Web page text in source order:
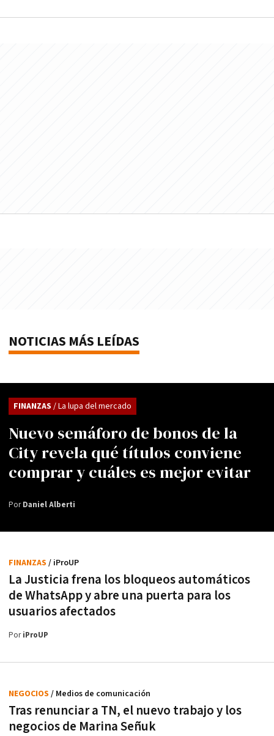
NOTICIAS MÁS LEÍDAS
Nuevo semáforo de bonos de la
City revela qué títulos conviene
comprar y cuáles es mejor evitar
FINANZAS / La lupa del mercado
PorDaniel Alberti
La Justicia frena los bloqueos automáticos
de WhatsApp y abre una puerta para los
usuarios afectados
FINANZAS / iProUP
PoriProUP
Tras renunciar a TN, el nuevo trabajo y los
negocios de Marina Señuk
NEGOCIOS / Medios de comunicación